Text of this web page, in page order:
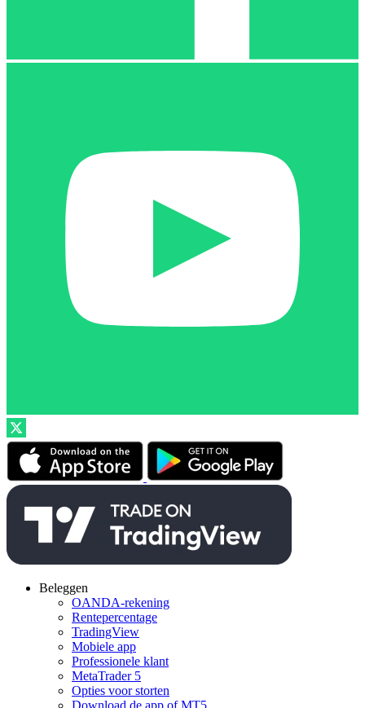
Beleggen
OANDA-rekening
Rentepercentage
TradingView
Mobiele app
Professionele klant
MetaTrader 5
Opties voor storten
Download de app of MT5